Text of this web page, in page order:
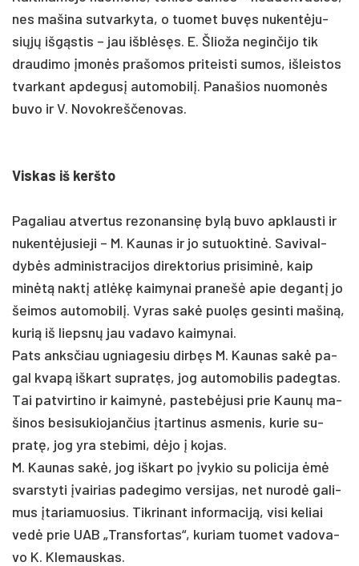
nes ma­ši­na su­tvar­ky­ta, o tuo­met buvęs nu­kentė­ju­
siųjų išgąs­tis – jau išblėsęs. E. Šlio­ža ne­gin­či­jo tik
drau­di­mo įmonės pra­šo­mos pri­teis­ti su­mos, iš­leis­tos
tvar­kant ap­de­gusį au­to­mo­bilį. Pa­na­šios nuo­monės
bu­vo ir V. No­vok­reš­če­no­vas.
Vis­kas iš kerš­to
Pa­ga­liau at­ver­tus re­zo­nan­sinę bylą bu­vo ap­klaus­ti ir
nu­kentė­ju­sie­ji – M. Kau­nas ir jo su­tuok­tinė. Sa­vi­val­
dybės ad­mi­nist­ra­ci­jos di­rek­to­rius pri­si­minė, kaip
minėtą naktį at­lėkę kai­my­nai pra­nešė apie de­gantį jo
šei­mos au­to­mo­bilį. Vy­ras sakė puolęs ge­sin­ti ma­šiną,
ku­rią iš liepsnų jau va­da­vo kai­my­nai.
Pats anks­čiau ug­nia­ge­siu dirbęs M. Kau­nas sakė pa­
gal kvapą iš­kart su­pratęs, jog au­to­mo­bi­lis pa­deg­tas.
Tai pa­tvir­ti­no ir kai­mynė, pa­stebė­ju­si prie Kaunų ma­
ši­nos be­si­su­kio­jan­čius įtar­ti­nus as­me­nis, ku­rie su­
pratę, jog yra ste­bi­mi, dėjo į ko­jas.
M. Kau­nas sakė, jog iš­kart po įvy­kio su po­li­ci­ja ėmė
svars­ty­ti įvai­rias pa­de­gi­mo ver­si­jas, net nu­rodė ga­li­
mus įta­ria­muo­sius. Tik­ri­nant in­for­ma­ciją, vi­si ke­liai
vedė prie UAB „Trans­for­tas“, ku­riam tuo­met va­do­va­
vo K. Kle­maus­kas.